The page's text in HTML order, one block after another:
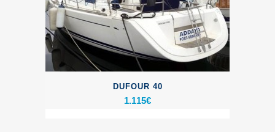
DUFOUR 40
1.115€